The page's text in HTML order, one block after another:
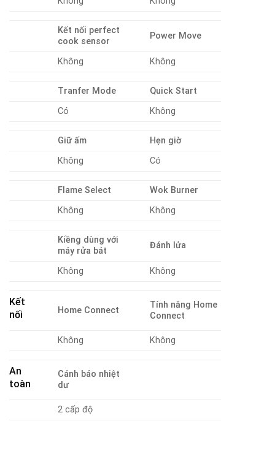
Kết nối perfect
cook sensor
Power Move
Không Không
Tranfer Mode
Quick Start
Có
Không
Giữ ấm
Hẹn giờ
Không
Có
Flame Select
Wok Burner
Không
Không
Kiềng dùng với
máy rửa bát
Đánh lửa
Không Không
Kết
nối
Home Connect
Tính năng Home
Connect
Không Không
An
toàn
Cánh báo nhiệt
dư
2 cấp độ